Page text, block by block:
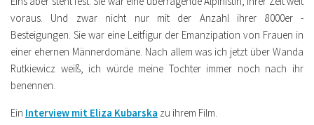
voraus. Und zwar nicht nur mit der Anzahl ihrer 8000er -
Besteigungen. Sie war eine Leitfigur der Emanzipation von Frauen in
einer ehernen Männerdomäne. Nach allem was ich jetzt über Wanda
Rutkiewicz weiß, ich würde meine Tochter immer noch nach ihr
benennen.
Ein Interview mit Eliza Kubarska zu ihrem Film.